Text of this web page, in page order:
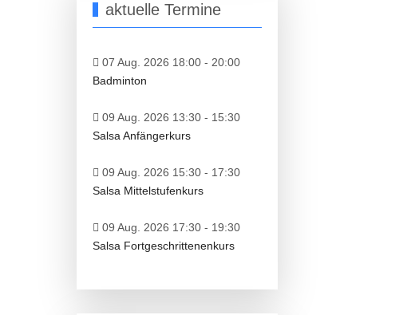
aktuelle Termine
07 Aug. 2026 18:00 - 20:00
Badminton
09 Aug. 2026 13:30 - 15:30
Salsa Anfängerkurs
09 Aug. 2026 15:30 - 17:30
Salsa Mittelstufenkurs
09 Aug. 2026 17:30 - 19:30
Salsa Fortgeschrittenenkurs